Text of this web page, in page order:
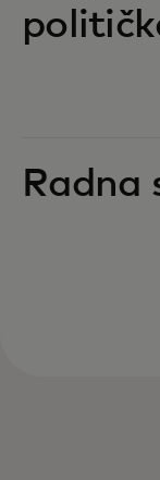
Radna